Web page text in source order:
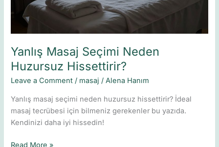
Yanlış Masaj Seçimi Neden
Huzursuz Hissettirir?
Leave a Comment / masaj /Alena Hanım
Yanlış masaj seçimi neden huzursuz hissettirir? İdeal
masaj tecrübesi için bilmeniz gerekenler bu yazıda.
Kendinizi daha iyi hissedin!
Read More »